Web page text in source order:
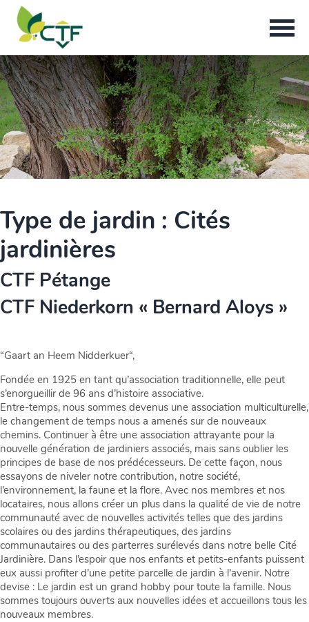
Type de jardin : Cités
jardinières
CTF Pétange
CTF Niederkorn « Bernard Aloys »
“Gaart an Heem Nidderkuer“,
Fondée en 1925 en tant qu’association traditionnelle, elle peut
s’enorgueillir de 96 ans d’histoire associative.
Entre-temps, nous sommes devenus une association multiculturelle,
le changement de temps nous a amenés sur de nouveaux
chemins. Continuer à être une association attrayante pour la
nouvelle génération de jardiniers associés, mais sans oublier les
principes de base de nos prédécesseurs. De cette façon, nous
essayons de niveler notre contribution, notre société,
l’environnement, la faune et la flore. Avec nos membres et nos
locataires, nous allons créer un plus dans la qualité de vie de notre
communauté avec de nouvelles activités telles que des jardins
scolaires ou des jardins thérapeutiques, des jardins
communautaires ou des parterres surélevés dans notre belle Cité
Jardinière. Dans l’espoir que nos enfants et petits-enfants puissent
eux aussi profiter d’une petite parcelle de jardin à l’avenir. Notre
devise : Le jardin est un grand hobby pour toute la famille. Nous
sommes toujours ouverts aux nouvelles idées et accueillons tous les
nouveaux membres.